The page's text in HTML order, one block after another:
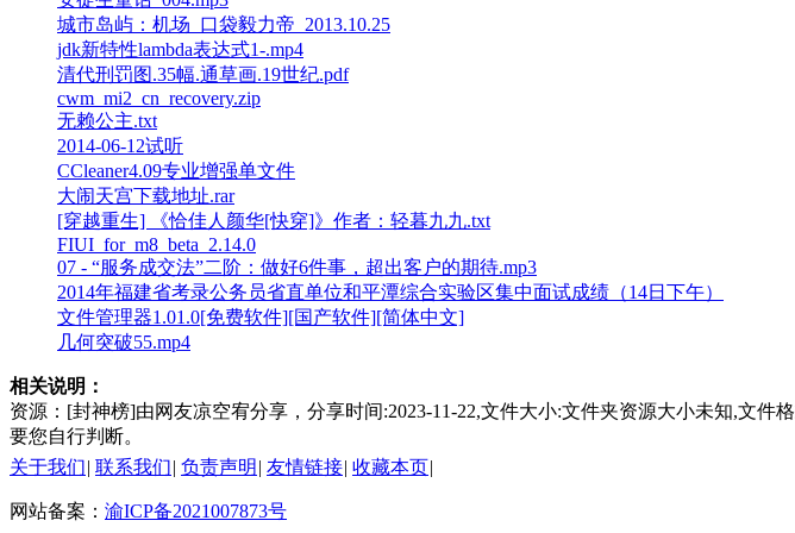
城市岛屿：机场_口袋毅力帝_2013.10.25
jdk新特性lambda表达式1-.mp4
清代刑罚图.35幅.通草画.19世纪.pdf
cwm_mi2_cn_recovery.zip
无赖公主.txt
2014-06-12试听
CCleaner4.09专业增强单文件
大闹天宫下载地址.rar
[穿越重生] 《恰佳人颜华[快穿]》作者：轻暮九九.txt
FIUI_for_m8_beta_2.14.0
07 - “服务成交法”二阶：做好6件事，超出客户的期待.mp3
2014年福建省考录公务员省直单位和平潭综合实验区集中面试成绩（14日下午）
文件管理器1.01.0[免费软件][国产软件][简体中文]
几何突破55.mp4
相关说明：
资源：[封神榜]由网友凉空宥分享，分享时间:2023-11-22,文件大小:文件夹资源大小未知,文
要您自行判断。
关于我们| 联系我们| 负责声明 | 友情链接| 收藏本页|
网站备案： 渝ICP备2021007873号